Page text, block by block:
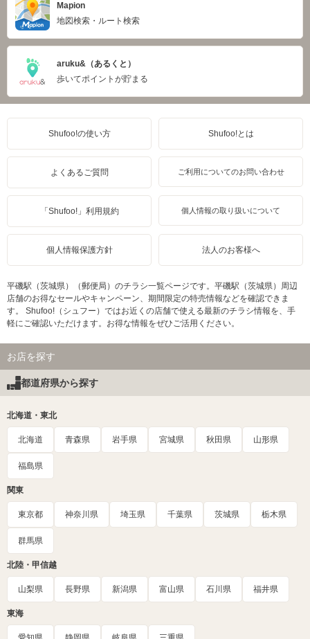
Mapion
地図検索・ルート検索
aruku&（あるくと）
歩いてポイントが貯まる
Shufoo!の使い方 Shufoo!とは
よくあるご質問 ご利用についてのお問い合わせ
「Shufoo!」利用規約 個人情報の取り扱いについて
個人情報保護方針 法人のお客様へ
平磯駅（茨城県）（郵便局）のチラシ一覧ページです。平磯駅（茨城県）周辺
店舗のお得なセールやキャンペーン、期間限定の特売情報などを確認できま
す。 Shufoo!（シュフー）ではお近くの店舗で使える最新のチラシ情報を、手
軽にご確認いただけます。お得な情報をぜひご活用ください。
お店を探す
都道府県から探す
北海道・東北
北海道 青森県 岩手県 宮城県 秋田県 山形県
福島県
関東
東京都 神奈川県 埼玉県 千葉県 茨城県 栃木県
群馬県
北陸・甲信越
山梨県 長野県 新潟県 富山県 石川県 福井県
東海